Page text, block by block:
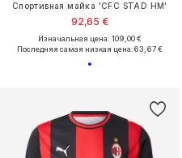
Спортивная майка 'CFC STAD HM'
92,65 €
Изначальная цена: 109,00 €
Последняя самая низкая цена:63,67 €